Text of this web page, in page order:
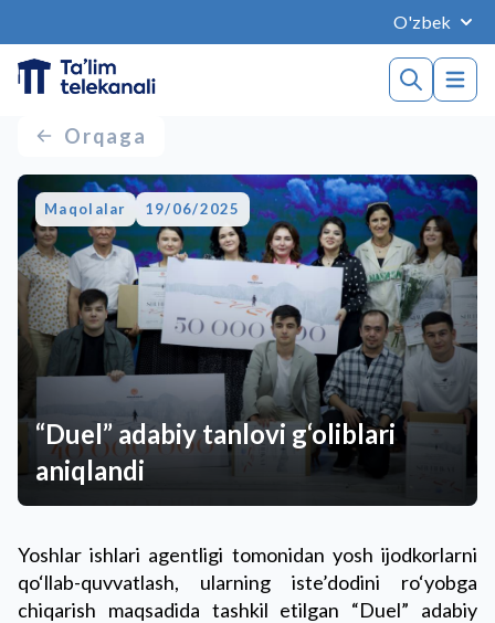
O'zbek
Orqaga
Maqolalar 19/06/2025
“Duel” adabiy tanlovi g‘oliblari
aniqlandi
Yoshlar ishlari agentligi tomonidan yosh ijodkorlarni
qo‘llab-quvvatlash, ularning iste’dodini ro‘yobga
chiqarish maqsadida tashkil etilgan “Duel” adabiy